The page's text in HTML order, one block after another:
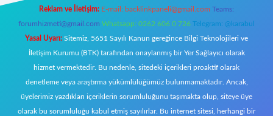
Reklam ve İletişim: E-mail: backlinkpaneli@gmail.com Teams:
forumhizmeti@gmail.com Whatsapp: 0262 606 0 726 Telegram: @karabul
Yasal Uyarı: Sitemiz, 5651 Sayılı Kanun gereğince Bilgi Teknolojileri ve
İletişim Kurumu (BTK) tarafından onaylanmış bir Yer Sağlayıcı olarak
hizmet vermektedir. Bu nedenle, sitedeki içerikleri proaktif olarak
denetleme veya araştırma yükümlülüğümüz bulunmamaktadır. Ancak,
üyelerimiz yazdıkları içeriklerin sorumluluğunu taşımakta olup, siteye üye
olarak bu sorumluluğu kabul etmiş sayılırlar. Bu internet sitesi, herhangi bir